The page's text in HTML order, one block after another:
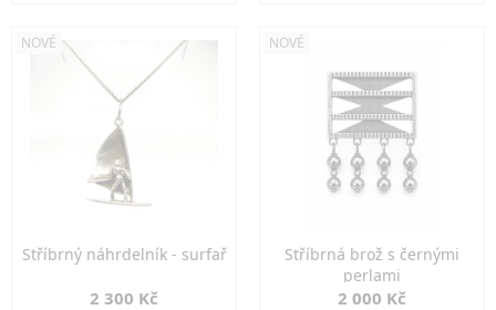
NOVÉ
Stříbrný náhrdelník - surfař
2 300 Kč
NOVÉ
Stříbrná brož s černými
perlami
2 000 Kč